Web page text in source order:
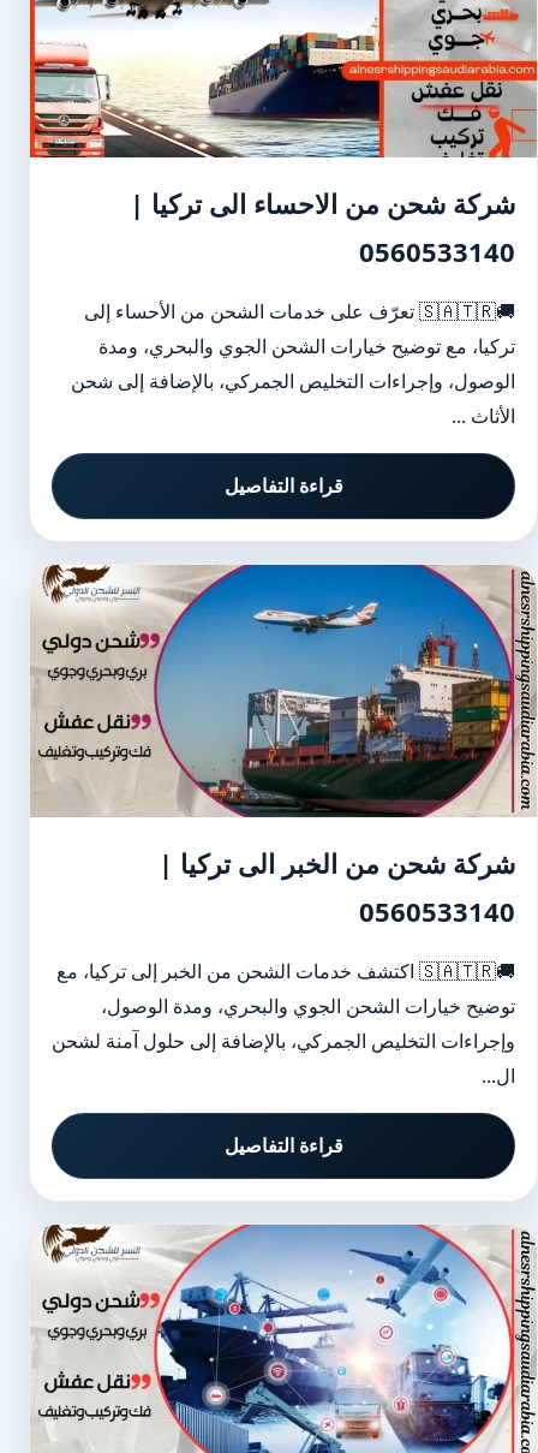
شركة شحن من الاحساء الى تركيا |
0560533140
🚚🇸🇦🇹🇷 تعرّف على خدمات الشحن من الأحساء إلى
تركيا، مع توضيح خيارات الشحن الجوي والبحري، ومدة
الوصول، وإجراءات التخليص الجمركي، بالإضافة إلى شحن
الأثاث ...
قراءة التفاصيل
شركة شحن من الخبر الى تركيا |
0560533140
🚚🇸🇦🇹🇷 اكتشف خدمات الشحن من الخبر إلى تركيا، مع
توضيح خيارات الشحن الجوي والبحري، ومدة الوصول،
وإجراءات التخليص الجمركي، بالإضافة إلى حلول آمنة لشحن
ال...
قراءة التفاصيل